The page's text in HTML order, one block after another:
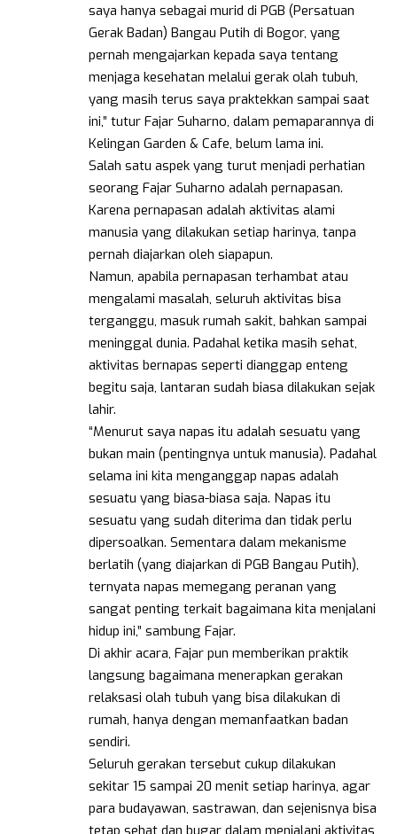
saya hanya sebagai murid di PGB (Persatuan
Gerak Badan) Bangau Putih di Bogor, yang
pernah mengajarkan kepada saya tentang
menjaga kesehatan melalui gerak olah tubuh,
yang masih terus saya praktekkan sampai saat
ini,” tutur Fajar Suharno, dalam pemaparannya di
Kelingan Garden & Cafe, belum lama ini.
Salah satu aspek yang turut menjadi perhatian
seorang Fajar Suharno adalah pernapasan.
Karena pernapasan adalah aktivitas alami
manusia yang dilakukan setiap harinya, tanpa
pernah diajarkan oleh siapapun.
Namun, apabila pernapasan terhambat atau
mengalami masalah, seluruh aktivitas bisa
terganggu, masuk rumah sakit, bahkan sampai
meninggal dunia. Padahal ketika masih sehat,
aktivitas bernapas seperti dianggap enteng
begitu saja, lantaran sudah biasa dilakukan sejak
lahir.
“Menurut saya napas itu adalah sesuatu yang
bukan main (pentingnya untuk manusia). Padahal
selama ini kita menganggap napas adalah
sesuatu yang biasa-biasa saja. Napas itu
sesuatu yang sudah diterima dan tidak perlu
dipersoalkan. Sementara dalam mekanisme
berlatih (yang diajarkan di PGB Bangau Putih),
ternyata napas memegang peranan yang
sangat penting terkait bagaimana kita menjalani
hidup ini,” sambung Fajar.
Di akhir acara, Fajar pun memberikan praktik
langsung bagaimana menerapkan gerakan
relaksasi olah tubuh yang bisa dilakukan di
rumah, hanya dengan memanfaatkan badan
sendiri.
Seluruh gerakan tersebut cukup dilakukan
sekitar 15 sampai 20 menit setiap harinya, agar
para budayawan, sastrawan, dan sejenisnya bisa
tetap sehat dan bugar dalam menjalani aktivitas